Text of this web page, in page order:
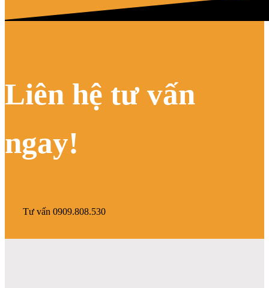
Liên hệ tư vấn
ngay!
Tư vấn 0909.808.530